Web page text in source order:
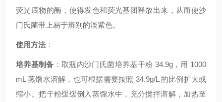
荧光底物的酶，使得发色和荧光基团释放出来，从而使沙
门氏菌带上易于辨别的淡紫色。
使用方法 ：
培养基制备 ：取瓶内沙门氏菌培养基干粉 34.9g，用 1000
mL 蒸馏水溶解，也可根据需要按照 34.9g/L 的比例扩大或
缩小。把干粉缓缓倒入蒸馏水中，充分搅拌溶解，加热至